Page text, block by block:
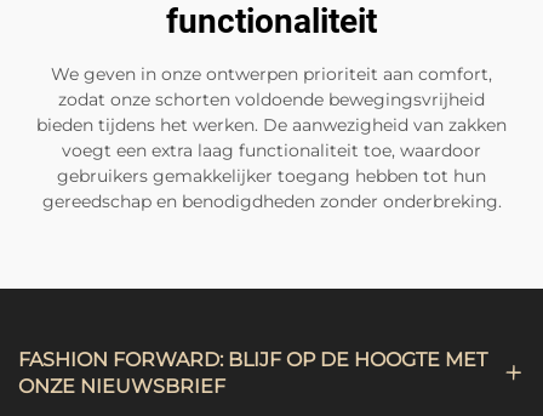
functionaliteit
We geven in onze ontwerpen prioriteit aan comfort,
zodat onze schorten voldoende bewegingsvrijheid
bieden tijdens het werken. De aanwezigheid van zakken
voegt een extra laag functionaliteit toe, waardoor
gebruikers gemakkelijker toegang hebben tot hun
gereedschap en benodigdheden zonder onderbreking.
FASHION FORWARD: BLIJF OP DE HOOGTE MET
ONZE NIEUWSBRIEF